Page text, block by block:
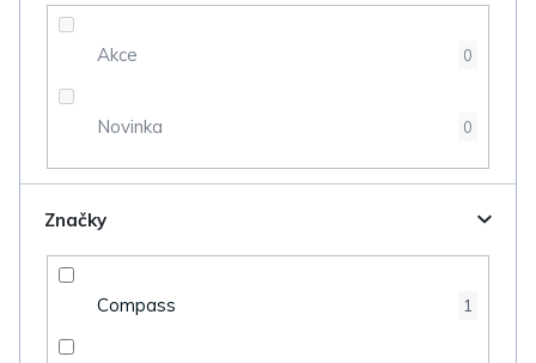
Akce 0
Novinka 0
Značky
Compass 1